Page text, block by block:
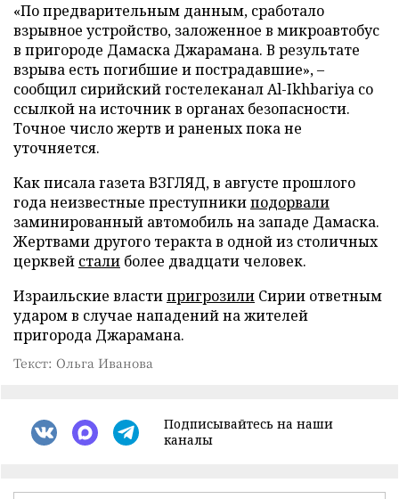
«По предварительным данным, сработало
взрывное устройство, заложенное в микроавтобус
в пригороде Дамаска Джарамана. В результате
взрыва есть погибшие и пострадавшие», –
сообщил сирийский гостелеканал Al-Ikhbariya со
ссылкой на источник в органах безопасности.
Точное число жертв и раненых пока не
уточняется.
Как писала газета ВЗГЛЯД, в августе прошлого
года неизвестные преступникиподорвали
заминированный автомобиль на западе Дамаска.
Жертвами другого теракта в одной из столичных
церквей стали более двадцати человек.
Израильские властипригрозили Сирии ответным
ударом в случае нападений на жителей
пригорода Джарамана.
Текст: Ольга Иванова
Подписывайтесь на наши
каналы